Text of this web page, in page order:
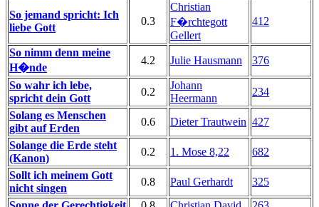
So jemand spricht: Ich
liebe Gott
0.3
Christian
F�rchtegott
Gellert
412
So nimm denn meine
H�nde
4.2 Julie Hausmann 376
So wahr ich lebe,
spricht dein Gott
0.2
Johann
Heermann
234
Solang es Menschen
gibt auf Erden
0.6 Dieter Trautwein 427
Solange die Erde steht
(Kanon)
0.2 1. Mose 8,22
682
Sollt ich meinem Gott
nicht singen
0.8 Paul Gerhardt
325